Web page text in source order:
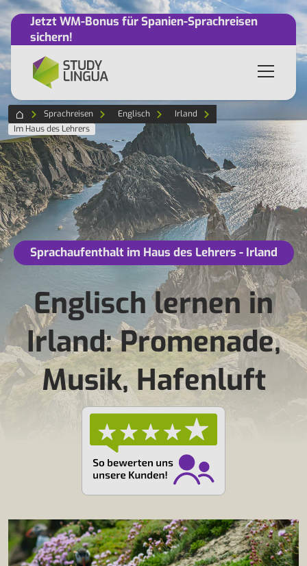
Jetzt WM-Bonus für Spanien-Sprachreisen
sichern!
Sprachreisen Englisch
Irland
Im Haus des Lehrers
Sprachaufenthalt im Haus des Lehrers - Irland
Englisch lernen in
Irland: Promenade,
Musik, Hafenluft